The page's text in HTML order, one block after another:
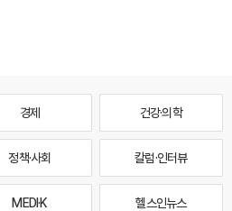
경제 건강·의학
정책·사회 칼럼·인터뷰
MEDI·K 헬스인뉴스